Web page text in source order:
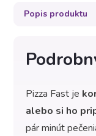
Popis produktu
Pizza Fast je
alebo si ho
pár minút